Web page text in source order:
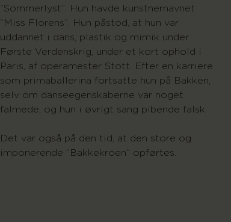
”Sommerlyst”. Hun havde kunstnernavnet
“Miss Florens”. Hun påstod, at hun var
uddannet i dans, plastik og mimik under
Første Verdenskrig, under et kort ophold i
Paris, af operamester Stott. Efter en karriere
som primaballerina fortsatte hun på Bakken,
selv om danseegenskaberne var noget
falmede, og hun i øvrigt sang pibende falsk.
Det var også på den tid, at den store og
imponerende ”Bakkekroen” opførtes.